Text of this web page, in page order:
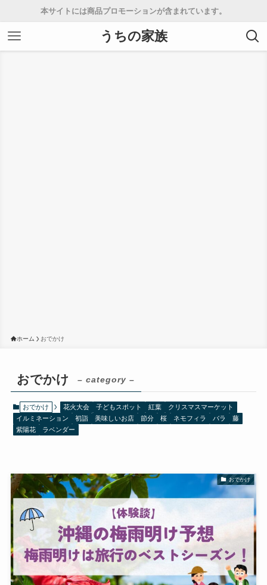
本サイトには商品プロモーションが含まれています。
うちの家族
ホーム おでかけ
おでかけ – category –
おでかけ 花火大会 子どもスポット 紅葉
クリスマスマーケット
イルミネーション
初詣 美味しいお店 節分 桜 ネモフィラ バラ
藤
紫陽花
ラベンダー
おでかけ